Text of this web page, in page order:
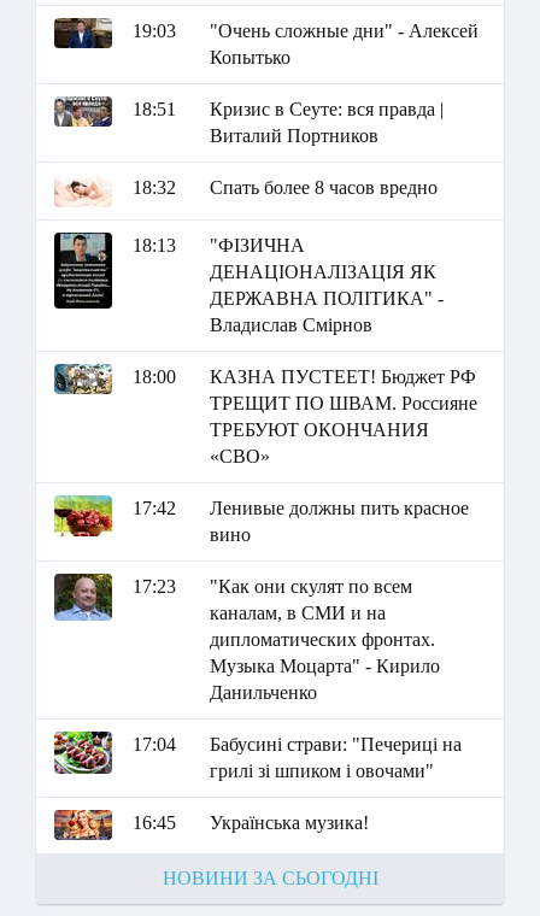
19:03
"Очень сложные дни" - Алексей
Копытько
18:51
Кризис в Сеуте: вся правда |
Виталий Портников
18:32 Спать более 8 часов вредно
18:13
"ФІЗИЧНА
ДЕНАЦІОНАЛІЗАЦІЯ ЯК
ДЕРЖАВНА ПОЛІТИКА" -
Владислав Смірнов
18:00
КАЗНА ПУСТЕЕТ! Бюджет РФ
ТРЕЩИТ ПО ШВАМ. Россияне
ТРЕБУЮТ ОКОНЧАНИЯ
«СВО»
17:42
Ленивые должны пить красное
вино
17:23
"Как они скулят по всем
каналам, в СМИ и на
дипломатических фронтах.
Музыка Моцарта" - Кирило
Данильченко
17:04
Бабусині страви: "Печериці на
грилі зі шпиком і овочами"
16:45 Українська музика!
НОВИНИ ЗА СЬОГОДНІ